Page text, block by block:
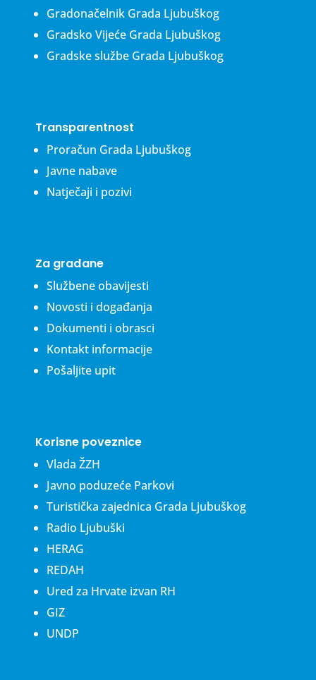
Gradonačelnik Grada Ljubuškog
Gradsko Vijeće Grada Ljubuškog
Gradske službe Grada Ljubuškog
Transparentnost
Proračun Grada Ljubuškog
Javne nabave
Natječaji i pozivi
Za građane
Službene obavijesti
Novosti i događanja
Dokumenti i obrasci
Kontakt informacije
Pošaljite upit
Korisne poveznice
Vlada ŽZH
Javno poduzeće Parkovi
Turistička zajednica Grada Ljubuškog
Radio Ljubuški
HERAG
REDAH
Ured za Hrvate izvan RH
GIZ
UNDP